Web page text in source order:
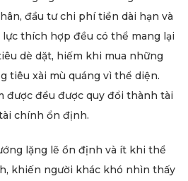
đầu tư chi phí tiền dài hạn và
thích hợp đều có thể mang lại
dè dặt, hiếm khi mua những
tiêu xài mù quáng vì thể diện.
được đều được quy đổi thành tài
chính ổn định.
lặng lẽ ổn định và ít khi thể
khiến người khác khó nhìn thấy